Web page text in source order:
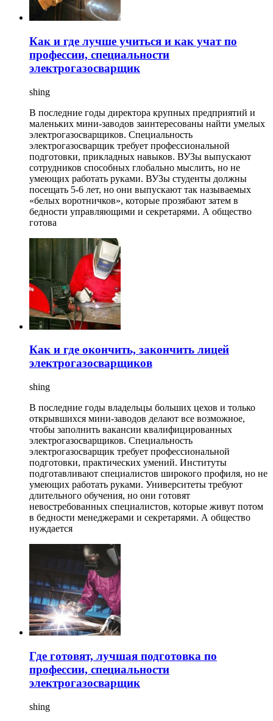
Как и где лучше учиться и как учат по
профессии, специальности
электрогазосварщик
shing
В последние годы директора крупных предприятий и
маленьких мини-заводов заинтересованы найти умелых
электрогазосварщиков. Специальность
электрогазосварщик требует профессиональной
подготовки, прикладных навыков. ВУЗы выпускают
сотрудников способных глобально мыслить, но не
умеющих работать руками. ВУЗы студенты должны
посещать 5-6 лет, но они выпускают так называемых
«белых воротничков», которые прозябают затем в
бедности управляющими и секретарями. А общество
готова
Как и где окончить, закончить лицей
электрогазосварщиков
shing
В последние годы владельцы больших цехов и только
открывшихся мини-заводов делают все возможное,
чтобы заполнить вакансии квалифицированных
электрогазосварщиков. Специальность
электрогазосварщик требует профессиональной
подготовки, практических умений. Институты
подготавливают специалистов широкого профиля, но не
умеющих работать руками. Университеты требуют
длительного обучения, но они готовят
невостребованных специалистов, которые живут потом
в бедности менеджерами и секретарями. А общество
нуждается
Где готовят, лучшая подготовка по
профессии, специальности
электрогазосварщик
shing